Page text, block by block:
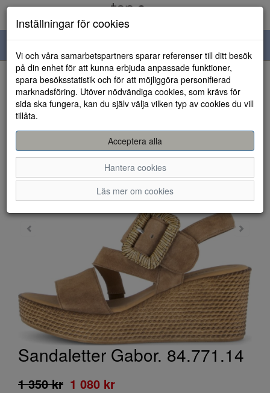
navigation
HEM
Sandaletter Gabor. 84.771.14
1 350 kr 1 080 kr
Inställningar för cookies
Vi och våra samarbetspartners sparar referenser till ditt besök
på din enhet för att kunna erbjuda anpassade funktioner,
spara besöksstatistik och för att möjliggöra personifierad
marknadsföring. Utöver nödvändiga cookies, som krävs för
sida ska fungera, kan du själv välja vilken typ av cookies du vill
tillåta.
Acceptera alla
Hantera cookies
Läs mer om cookies